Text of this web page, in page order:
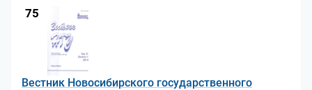
75
Вестник Новосибирского государственного